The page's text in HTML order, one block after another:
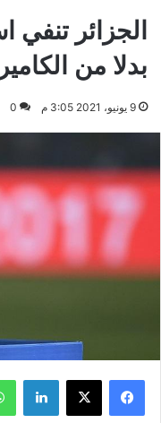
الجزائر تنفي
بدلا من
9 يونيو، 2021 3:05 م 0
فيسبوك ‫X